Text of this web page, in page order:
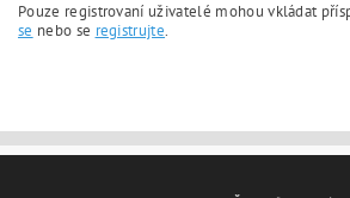
Pouze registrovaní uživatelé mohou vkládat
se nebo se registrujte.